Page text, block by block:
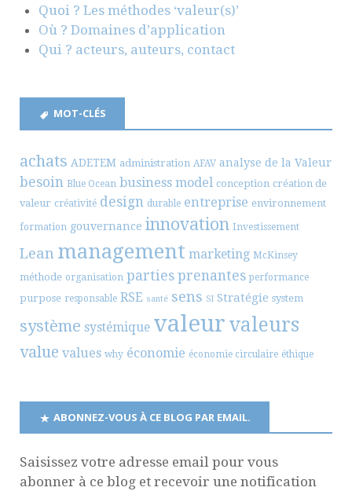
Quoi ? Les méthodes ‘valeur(s)’
Où ? Domaines d’application
Qui ? acteurs, auteurs, contact
MOT-CLÉS
achats ADETEM administration AFAV analyse de la Valeur
besoin Blue Ocean business model conception création de
valeur créativité design durable entreprise environnement
formation gouvernance innovation Investissement
Lean management marketing McKinsey
méthode organisation parties prenantes performance
purpose responsable RSE santé sens SI Stratégie system
système systémique valeur valeurs
value values why économie économie circulaire éthique
ABONNEZ-VOUS À CE BLOG PAR EMAIL.
Saisissez votre adresse email pour vous
abonner à ce blog et recevoir une notification